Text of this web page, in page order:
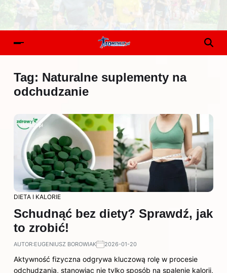
Tag: Naturalne suplementy na
odchudzanie
DIETA I KALORIE
Schudnąć bez diety? Sprawdź, jak
to zrobić!
AUTOR:EUGENIUSZ BOROWIAK 2026-01-20
Aktywność fizyczna odgrywa kluczową rolę w procesie
odchudzania, stanowiąc nie tylko sposób na spalenie kalorii,